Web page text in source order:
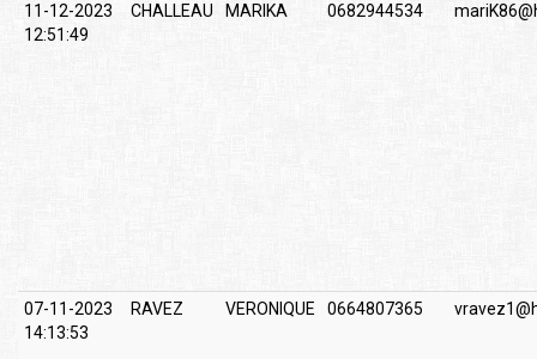
11-12-2023
12:51:49
CHALLEAU MARIKA 0682944534
07-11-2023
14:13:53
RAVEZ VERONIQUE 0664807365